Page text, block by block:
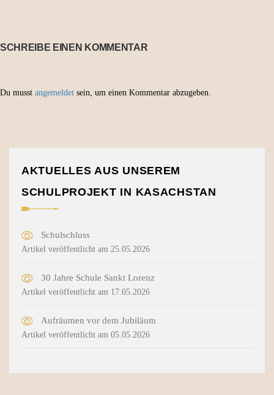
SCHREIBE EINEN KOMMENTAR
Du musst angemeldet sein, um einen Kommentar abzugeben.
AKTUELLES AUS UNSEREM
SCHULPROJEKT IN KASACHSTAN
Schulschluss
Artikel veröffentlicht am 25.05.2026
30 Jahre Schule Sankt Lorenz
Artikel veröffentlicht am 17.05.2026
Aufräumen vor dem Jubiläum
Artikel veröffentlicht am 05.05.2026